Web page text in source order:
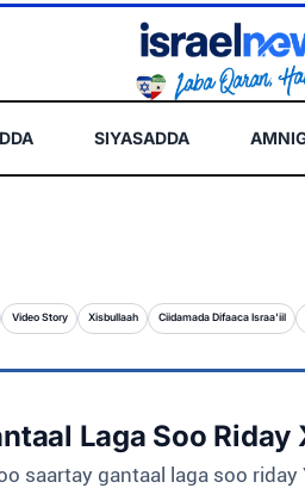
SIYASADDA
Video Story Xisbullaah Ciidamada Difaaca Israa'iil
Laga Soo Riday
saartay gantaal laga soo riday